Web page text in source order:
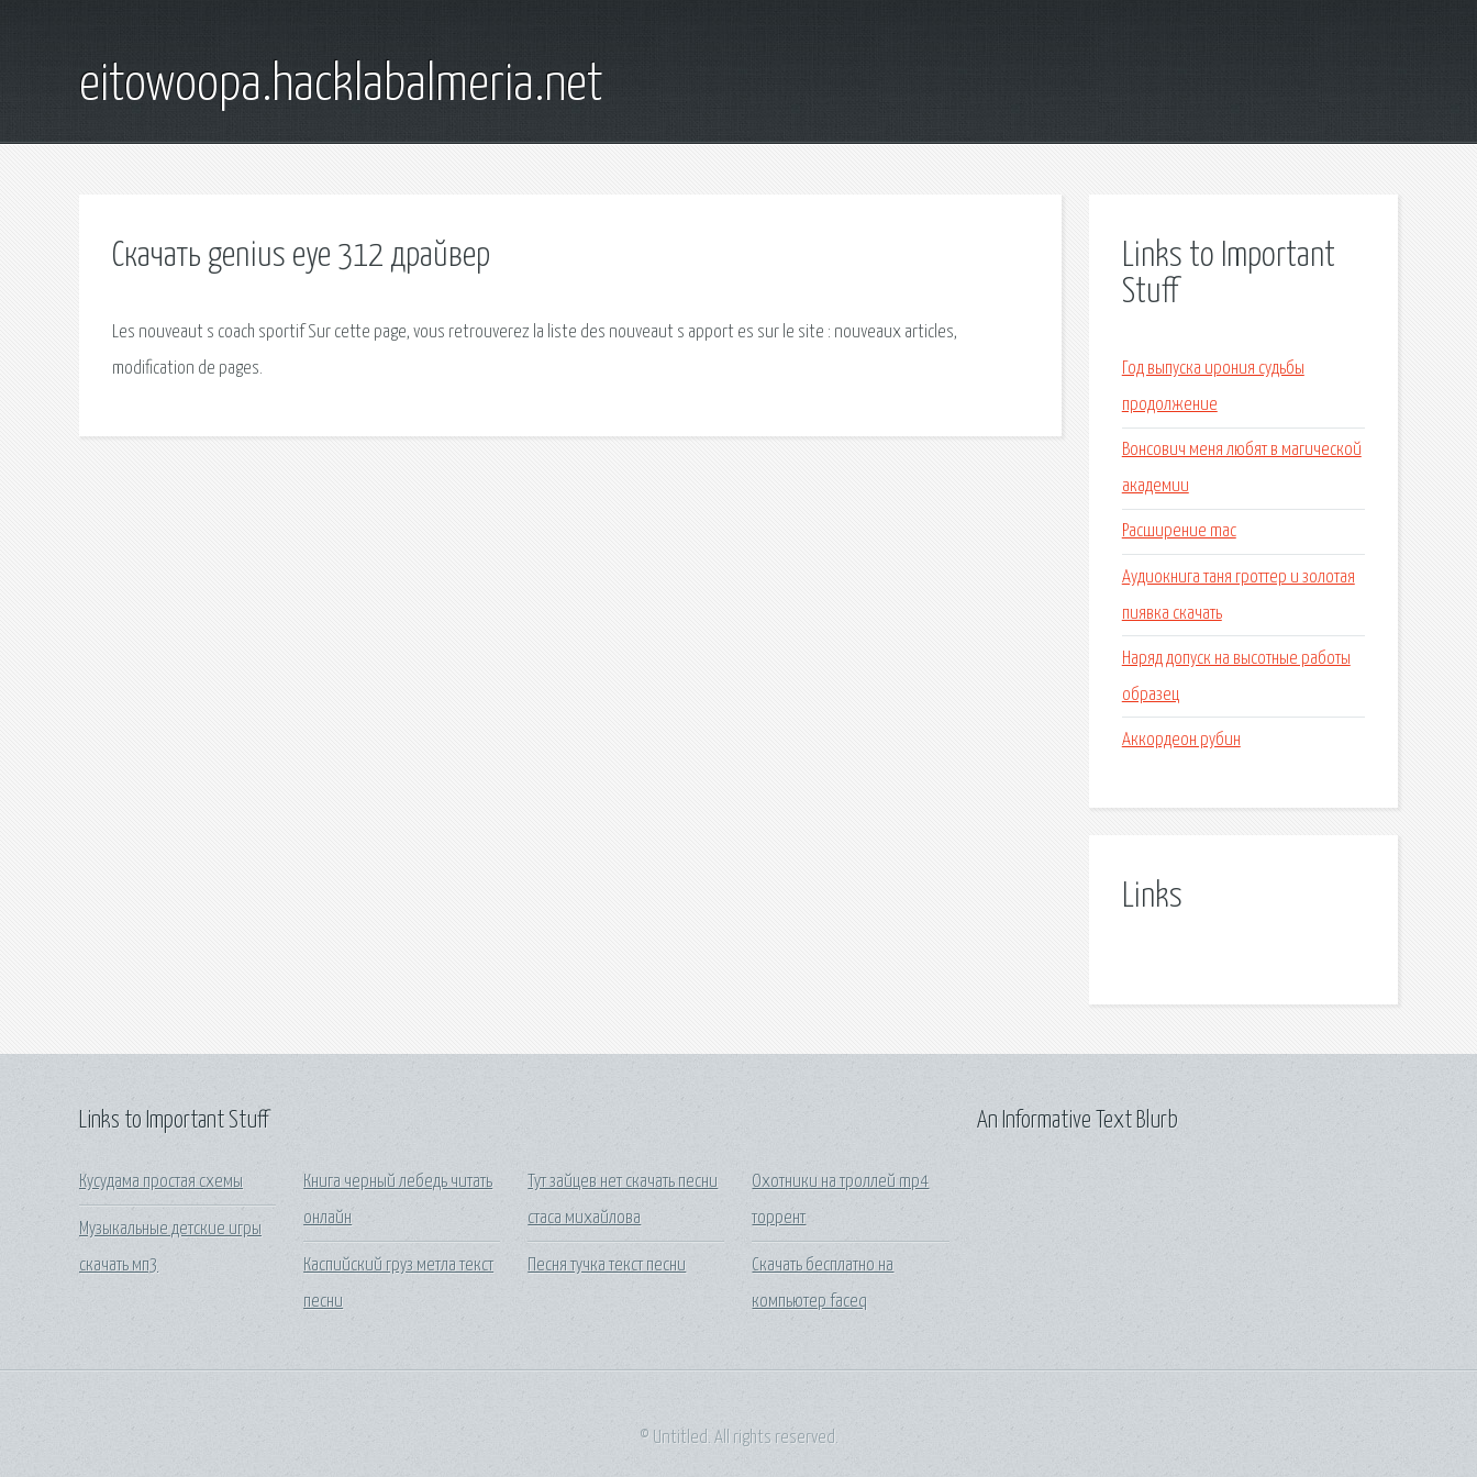
eitowoopa.hacklabalmeria.net
Скачать genius eye 312 драйвер
Les nouveaut s coach sportif Sur cette page, vous retrouverez la liste des nouveaut s apport es sur le site : nouveaux articles,
modification de pages.
Links to Important
Stuff
Год выпуска ирония судьбы
продолжение
Вонсович меня любят в магической
академии
Расширение mac
Аудиокнига таня гроттер и золотая
пиявка скачать
Наряд допуск на высотные работы
образец
Аккордеон рубин
Links
Links to Important Stuff
Кусудама простая схемы
Музыкальные детские игры
скачать мп3
Книга черный лебедь читать
онлайн
Каспийский груз метла текст
песни
Тут зайцев нет скачать песни
стаса михайлова
Песня тучка текст песни
Охотники на троллей mp4
торрент
Скачать бесплатно на
компьютер faceq
An Informative Text Blurb
© Untitled. All rights reserved.